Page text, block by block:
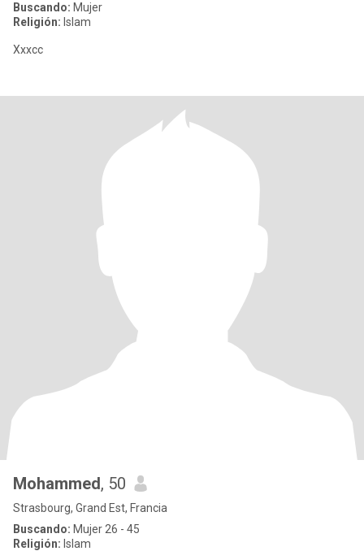
Buscando: Mujer
Religión: Islam
Xxxcc
Mohammed, 50
Strasbourg, Grand Est, Francia
Buscando: Mujer 26 - 45
Religión: Islam